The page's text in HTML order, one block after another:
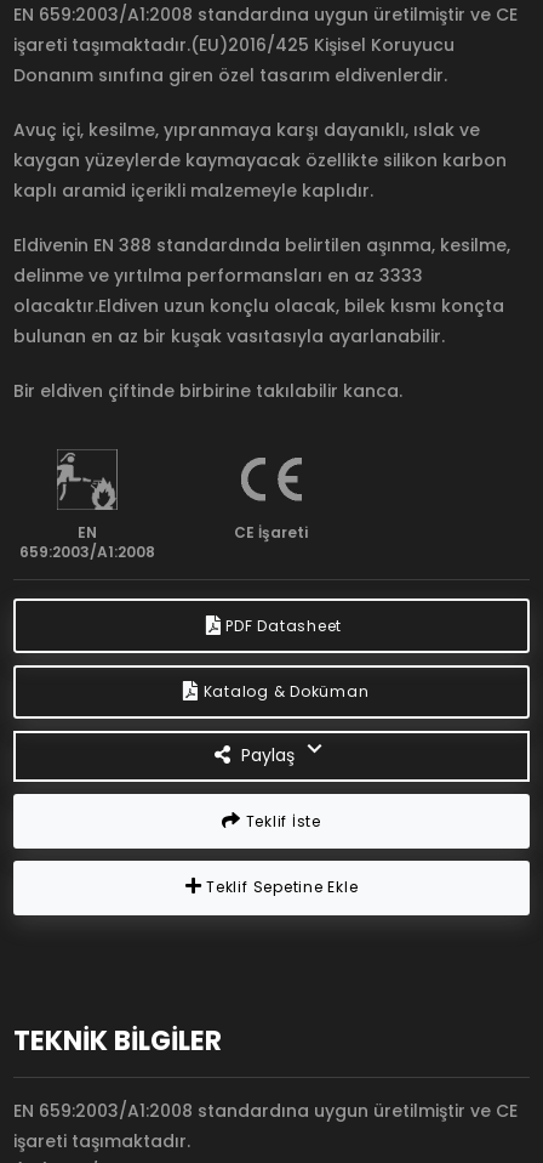
EN 659:2003/A1:2008 standardına uygun üretilmiştir ve CE
işareti taşımaktadır.(EU)2016/425 Kişisel Koruyucu
Donanım sınıfına giren özel tasarım eldivenlerdir.
Avuç içi, kesilme, yıpranmaya karşı dayanıklı, ıslak ve
kaygan yüzeylerde kaymayacak özellikte silikon karbon
kaplı aramid içerikli malzemeyle kaplıdır.
Eldivenin EN 388 standardında belirtilen aşınma, kesilme,
delinme ve yırtılma performansları en az 3333
olacaktır.Eldiven uzun konçlu olacak, bilek kısmı konçta
bulunan en az bir kuşak vasıtasıyla ayarlanabilir.
Bir eldiven çiftinde birbirine takılabilir kanca.
EN
659:2003/A1:2008
CE İşareti
PDF Datasheet
Katalog & Doküman
Paylaş
Teklif İste
Teklif Sepetine Ekle
TEKNİK BİLGİLER
EN 659:2003/A1:2008 standardına uygun üretilmiştir ve CE
işareti taşımaktadır.